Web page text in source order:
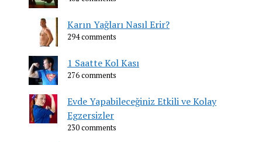
Karın Yağları Nasıl Erir?
294 comments
1 Saatte Kol Kası
276 comments
Evde Yapabileceğiniz Etkili ve Kolay
Egzersizler
230 comments